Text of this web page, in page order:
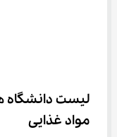
لیست دانشگاه
ﻣﻮاد ﻏﺬایی